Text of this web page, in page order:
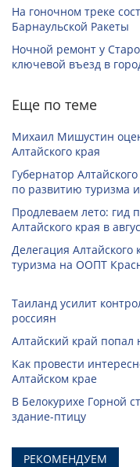
На гоночном треке
Барнаульской Ракеты
Ночной ремонт у
ключевой въезд в
Еще по теме
Михаил Мишустин
Алтайского края
Губернатор
по развитию туризма
Продлеваем лето: гид
Алтайского края в
Делегация
туризма на ООПТ
Таиланд усилит
россиян
Алтайский край попал
Как провести
Алтайском крае
В Белокурихе Горной
здание-птицу
РЕКОМЕНДУЕМ